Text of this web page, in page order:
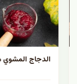
الدجاج المشوي مع